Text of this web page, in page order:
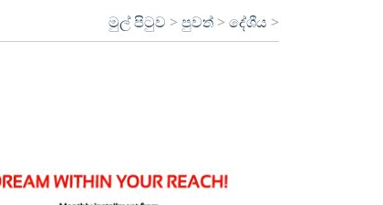
මුල් පිටුව >පුවත් >දේශීය >